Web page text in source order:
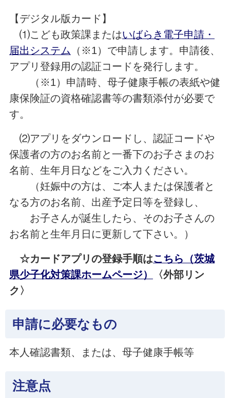
【デジタル版カード】
⑴こども政策課またはいばらき電子申請・
届出システム （※1）で申請します。申請後、
アプリ登録用の認証コードを発行します。
（※1）申請時、母子健康手帳の表紙や健
康保険証の資格確認書等の書類添付が必要で
す。
⑵アプリをダウンロードし、認証コードや
保護者の方のお名前と一番下のお子さまのお
名前、生年月日などをご入力ください。
（妊娠中の方は、ご本人または保護者と
なる方のお名前、出産予定日等を登録し、
お子さんが誕生したら、そのお子さんの
お名前と生年月日に更新して下さい。）
☆カードアプリの登録手順はこちら（茨城
県少子化対策課ホームページ）
〈外部リン
ク〉
申請に必要なもの
本人確認書類、または、母子健康手帳等
注意点